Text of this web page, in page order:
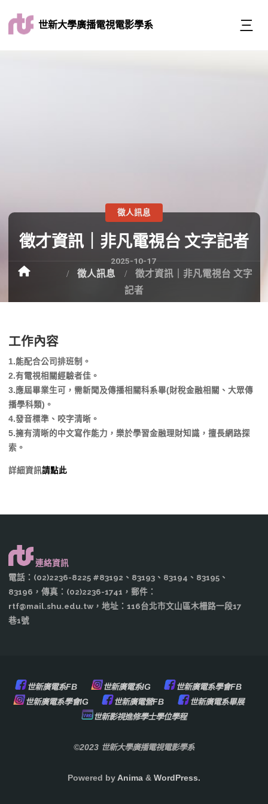
世新大學廣播電視電影學系
徵才資訊｜非凡電視台 文字記者
2025-10-17
徵人訊息
徵人訊息
徵才資訊｜非凡電視台 文字
記者
工作內容
1.能配合公司排班制。
2.有電視相關經驗者佳。
3.應屆畢業生可，需新聞及傳播相關科系畢(財稅金融相關、大眾傳
播學科類)。
4.發音標準、咬字清晰。
5.擁有清晰的中文寫作能力，樂於學習金融理財知識，擅長網路探
索。
詳細資訊請點此
連絡資訊
電話：(02)2236-8225 #83192、83193、83194、83195、
83196，傳真：(02)2236-1741，郵件：
rtf@mail.shu.edu.tw，地址：116台北市文山區木柵路一段17
巷1號
世新廣電系FB 世新廣電系IG
世新廣電系學會FB
世新廣電系學會IG
世新廣電營FB
世新廣電系畢展
世新影視進修學士學位學程
©2023 世新大學廣播電視電影學系
Powered by Anima & WordPress.